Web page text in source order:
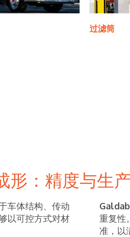
过滤筒
形：精度与生
车体结构、传动
以可控方式对材
重复性
准，以